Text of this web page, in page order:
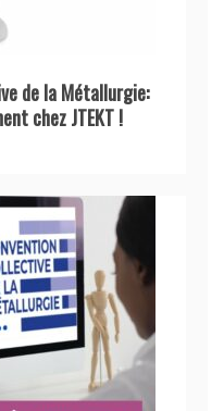
de la Métallurgie:
chez JTEKT !